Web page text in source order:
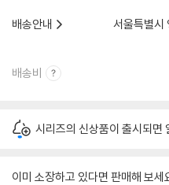
배송안내
서울특별시
배송비
시리즈의 신상품이 출시되면
이미 소장하고 있다면 판매해 보세